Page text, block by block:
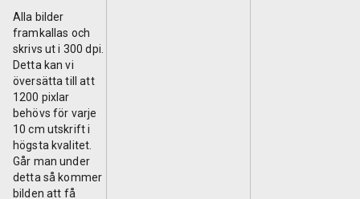
Alla bilder
framkallas och
skrivs ut i 300 dpi.
Detta kan vi
översätta till att
1200 pixlar
behövs för varje
10 cm utskrift i
högsta kvalitet.
Går man under
detta så kommer
bilden att få